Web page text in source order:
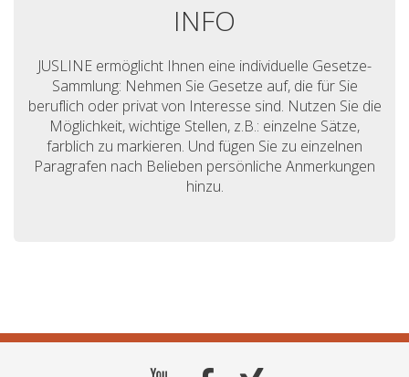
INFO
JUSLINE ermöglicht Ihnen eine individuelle Gesetze-
Sammlung: Nehmen Sie Gesetze auf, die für Sie
beruflich oder privat von Interesse sind. Nutzen Sie die
Möglichkeit, wichtige Stellen, z.B.: einzelne Sätze,
farblich zu markieren. Und fügen Sie zu einzelnen
Paragrafen nach Belieben persönliche Anmerkungen
hinzu.